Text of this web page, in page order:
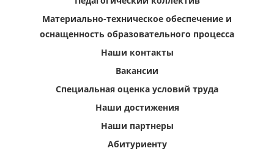
Материально-техническое обеспечение и
оснащенность образовательного процесса
Наши контакты
Вакансии
Специальная оценка условий труда
Наши достижения
Наши партнеры
Абитуриенту